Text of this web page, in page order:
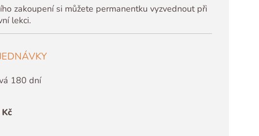
zakoupení si můžete permanentku vyzvednout při
lekci.
180 dní